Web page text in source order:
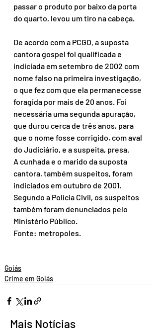
passar o produto por baixo da porta
do quarto, levou um tiro na cabeça.
De acordo com a PCGO, a suposta
cantora gospel foi qualificada e
indiciada em setembro de 2002 com
nome falso na primeira investigação,
o que fez com que ela permanecesse
foragida por mais de 20 anos. Foi
necessária uma segunda apuração,
que durou cerca de três anos, para
que o nome fosse corrigido, com aval
do Judiciário, e a suspeita, presa.
A cunhada e o marido da suposta
cantora, também suspeitos, foram
indiciados em outubro de 2001.
Segundo a Polícia Civil, os suspeitos
também foram denunciados pelo
Ministério Público.
Fonte: metropoles.
Goiás
Crime em Goiás
Mais Notícias